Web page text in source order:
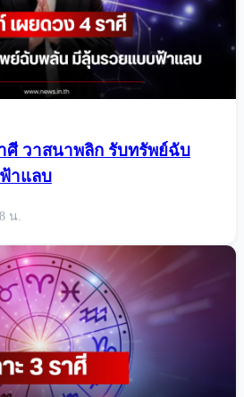
ศี วาสนาพลิก รับทรัพย์ฉับ
าแลบ
น.